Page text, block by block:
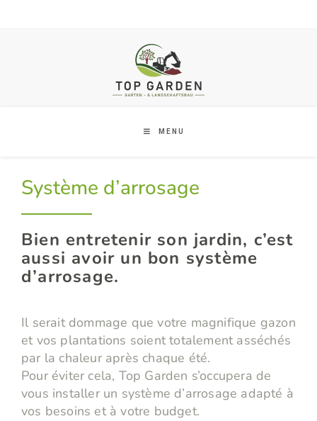
MENU
Système d’arrosage
Bien entretenir son jardin, c’est
aussi avoir un bon système
d’arrosage.
Il serait dommage que votre magnifique gazon
et vos plantations soient totalement asséchés
par la chaleur après chaque été.
Pour éviter cela, Top Garden s’occupera de
vous installer un système d’arrosage adapté à
vos besoins et à votre budget.